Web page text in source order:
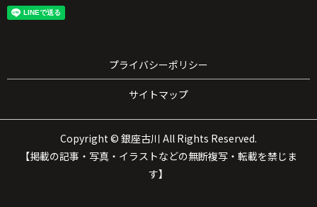
プライバシーポリシー
サイトマップ
Copyright © 銀座古川 All Rights Reserved.
【掲載の記事・写真・イラストなどの無断複写・転載を禁じま
す】